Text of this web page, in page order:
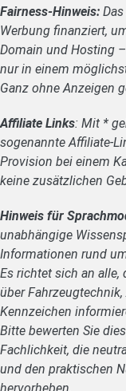
Fairness-Hinweis:
Werbung finanziert,
Domain und Hosting
nur in einem
Ganz ohne Anzeigen
Affiliate Links: Mit *
sogenannte Affiliate-
Provision bei einem
keine zusätzlichen
Hinweis für
unabhängige
Informationen rund
Es richtet sich an
über
Kennzeichen
Bitte bewerten Sie
Fachlichkeit, die
und den praktischen